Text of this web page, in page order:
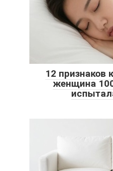
12 признаков
женщина